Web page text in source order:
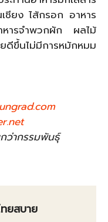
ชียง ไส้กรอก อาหาร
หารจำพวกผัก ผลไม้
ดีขึ้นไม่มีการหมักหมม
กว่ากรรมพันธุ์
ยสบาย